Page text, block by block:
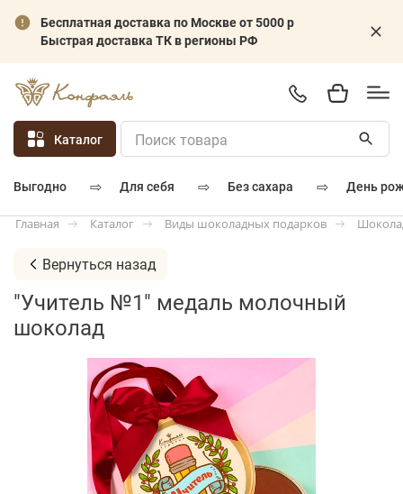
Бесплатная доставка по Москве от 5000 р
Быстрая доставка ТК в регионы РФ
Каталог
выгодно ⇨ для себя ⇨ без сахара ⇨ день
Главная Каталог Виды шоколадных подарков
Вернуться назад
"Учитель №1" медаль молочный
шоколад